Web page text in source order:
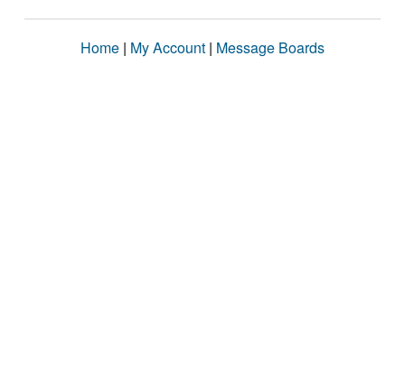
Home | My Account | Message Boards